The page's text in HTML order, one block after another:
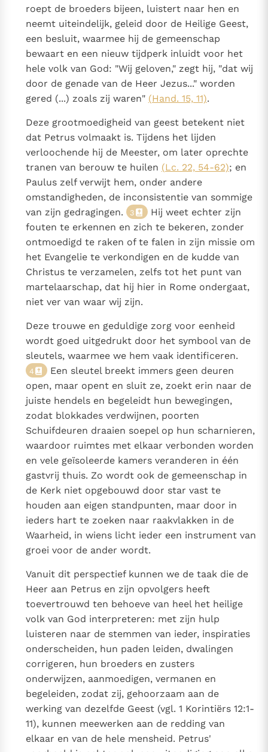
roept de broeders bijeen, luistert naar hen en
neemt uiteindelijk, geleid door de Heilige Geest,
een besluit, waarmee hij de gemeenschap
bewaart en een nieuw tijdperk inluidt voor het
hele volk van God: "Wij geloven," zegt hij, "dat wij
door de genade van de Heer Jezus..." worden
gered (...) zoals zij waren" (Hand. 15, 11).
Deze grootmoedigheid van geest betekent niet
dat Petrus volmaakt is. Tijdens het lijden
verloochende hij de Meester, om later oprechte
tranen van berouw te huilen (Lc. 22, 54-62); en
Paulus zelf verwijt hem, onder andere
omstandigheden, de inconsistentie van sommige
van zijn gedragingen.
3
Hij weet echter zijn
fouten te erkennen en zich te bekeren, zonder
ontmoedigd te raken of te falen in zijn missie om
het Evangelie te verkondigen en de kudde van
Christus te verzamelen, zelfs tot het punt van
martelaarschap, dat hij hier in Rome ondergaat,
niet ver van waar wij zijn.
Deze trouwe en geduldige zorg voor eenheid
wordt goed uitgedrukt door het symbool van de
sleutels, waarmee we hem vaak identificeren.
4
Een sleutel breekt immers geen deuren
open, maar opent en sluit ze, zoekt erin naar de
juiste hendels en begeleidt hun bewegingen,
zodat blokkades verdwijnen, poorten
Schuifdeuren draaien soepel op hun scharnieren,
waardoor ruimtes met elkaar verbonden worden
en vele geïsoleerde kamers veranderen in één
gastvrij thuis. Zo wordt ook de gemeenschap in
de Kerk niet opgebouwd door star vast te
houden aan eigen standpunten, maar door in
ieders hart te zoeken naar raakvlakken in de
Waarheid, in wiens licht ieder een instrument van
groei voor de ander wordt.
Vanuit dit perspectief kunnen we de taak die de
Heer aan Petrus en zijn opvolgers heeft
toevertrouwd ten behoeve van heel het heilige
volk van God interpreteren: met zijn hulp
luisteren naar de stemmen van ieder, inspiraties
onderscheiden, hun paden leiden, dwalingen
corrigeren, hun broeders en zusters
onderwijzen, aanmoedigen, vermanen en
begeleiden, zodat zij, gehoorzaam aan de
werking van dezelfde Geest (vgl. 1 Korintiërs 12:1-
11), kunnen meewerken aan de redding van
elkaar en van de hele mensheid. Petrus'